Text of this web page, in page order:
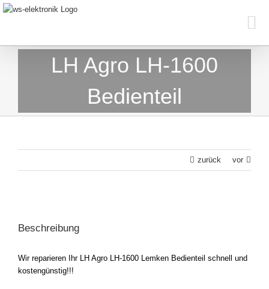
Skip
LH Agro LH-1600
Bedienteil
zurück vor
Larger
Beschreibung
Wir reparieren Ihr LH Agro LH-1600 Lemken Bedienteil schnell und
kostengünstig!!!